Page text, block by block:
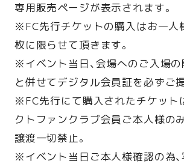
専用販売ページが表示されます。
※FC先行チケットの購入はお一人
枚に限らせて頂きます。
※イベント当日、会場へのご入場の
と併せてデジタル会員証を必ずご
※FC先行にて購入されたチケット
クトファンクラブ会員ご本人様の
譲渡一切禁止。
※イベント当日ご本人様確認の為